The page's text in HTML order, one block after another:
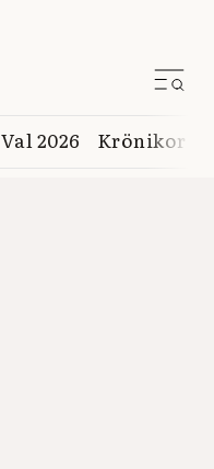
Val 2026 Krönikor